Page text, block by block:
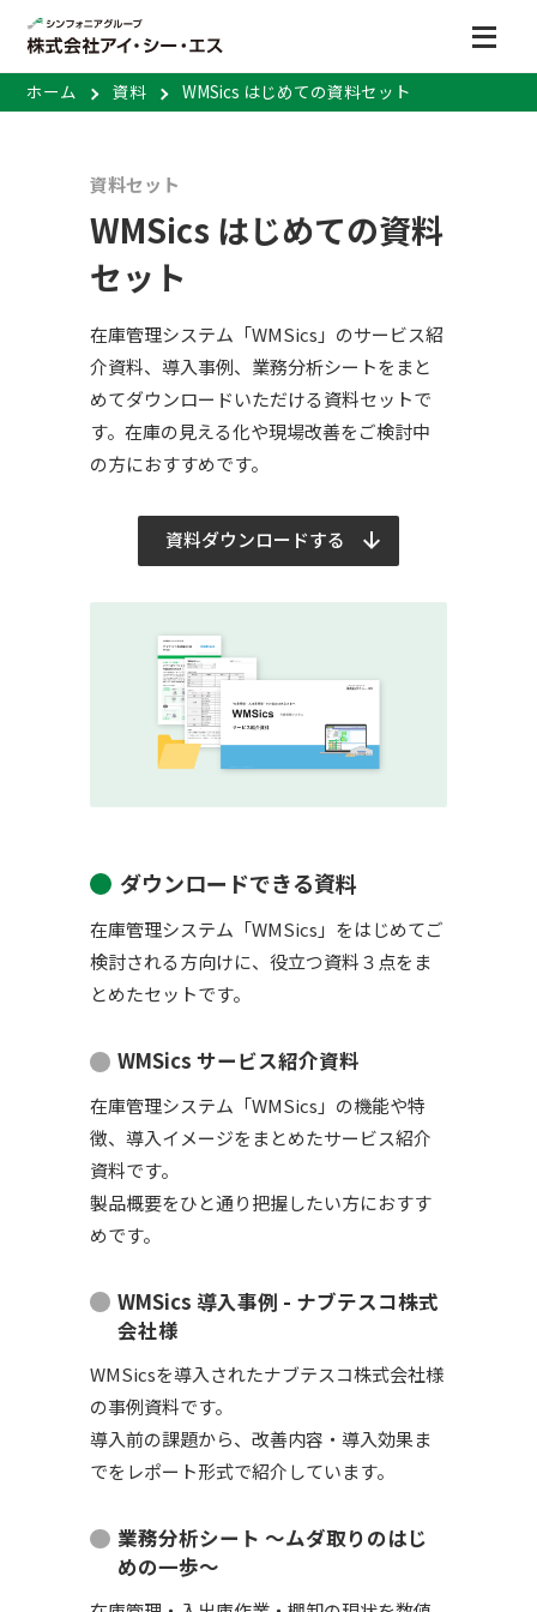
ホーム 資料 WMSics はじめての資料セット
資料セット
WMSics はじめての資料
セット
在庫管理システム「WMSics」のサービス紹
介資料、導入事例、業務分析シートをまと
めてダウンロードいただける資料セットで
す。在庫の見える化や現場改善をご検討中
の方におすすめです。
資料ダウンロードする
ダウンロードできる資料
在庫管理システム「WMSics」をはじめてご
検討される方向けに、役立つ資料３点をま
とめたセットです。
WMSics サービス紹介資料
在庫管理システム「WMSics」の機能や特
徴、導入イメージをまとめたサービス紹介
資料です。
製品概要をひと通り把握したい方におすす
めです。
WMSics 導入事例 - ナブテスコ株式
会社様
WMSicsを導入されたナブテスコ株式会社様
の事例資料です。
導入前の課題から、改善内容・導入効果ま
でをレポート形式で紹介しています。
業務分析シート ～ムダ取りのはじ
めの一歩～